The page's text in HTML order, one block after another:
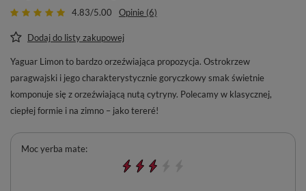
4.83/5.00 Opinie (6)
Dodaj do listy zakupowej
Yaguar Limon to bardzo orzeźwiająca propozycja. Ostrokrzew
paragwajski i jego charakterystycznie goryczkowy smak świetnie
komponuje się z orzeźwiającą nutą cytryny. Polecamy w klasycznej,
ciepłej formie i na zimno – jako tereré!
Moc yerba mate